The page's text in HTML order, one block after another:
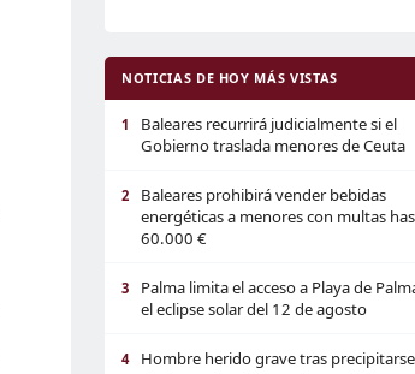
NOTICIAS DE HOY MÁS VISTAS
1
Baleares recurrirá judicialmente si el
Gobierno traslada menores de Ceuta
2
Baleares prohibirá vender bebidas
energéticas a menores con multas
60.000 €
3
Palma limita el acceso a Playa de
el eclipse solar del 12 de agosto
4
Hombre herido grave tras precipitarse